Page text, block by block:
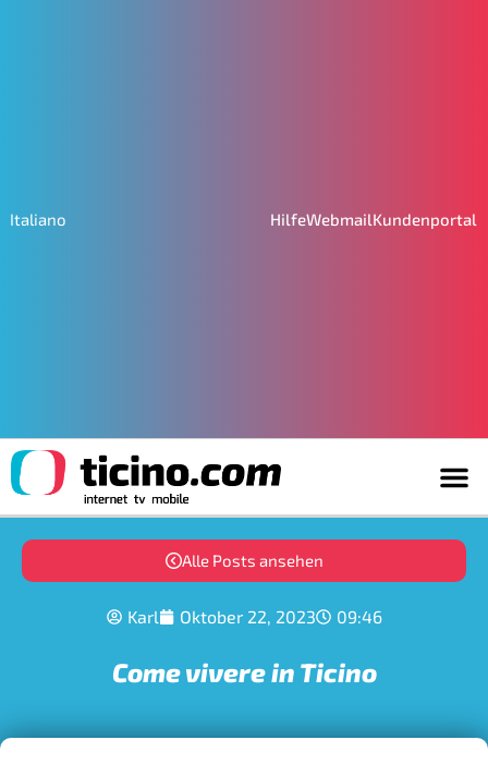
Italiano HilfeWebmailKundenportal
Alle Posts ansehen
Karl Oktober 22, 2023 09:46
Come vivere in Ticino